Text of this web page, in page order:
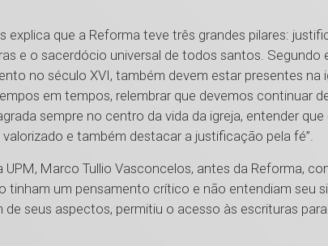
explica que a Reforma teve três grandes pilares:
e o sacerdócio universal de todos santos. Segundo
no século XVI, também devem estar presentes na
em tempos, relembrar que devemos continuar
sempre no centro da vida da igreja, entender
e também destacar a justificação pela fé”.
UPM, Marco Tullio Vasconcelos, antes da Reforma,
tinham um pensamento crítico e não entendiam seu
de seus aspectos, permitiu o acesso às escrituras